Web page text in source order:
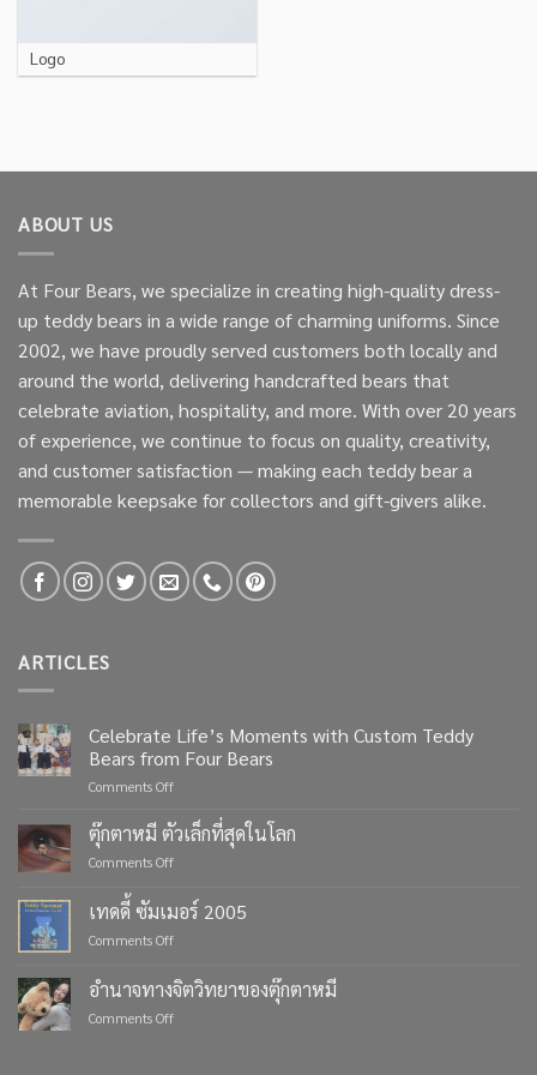
Logo
ABOUT US
At Four Bears, we specialize in creating high-quality dress-
up teddy bears in a wide range of charming uniforms. Since
2002, we have proudly served customers both locally and
around the world, delivering handcrafted bears that
celebrate aviation, hospitality, and more. With over 20 years
of experience, we continue to focus on quality, creativity,
and customer satisfaction — making each teddy bear a
memorable keepsake for collectors and gift-givers alike.
ARTICLES
Celebrate Life’s Moments with Custom Teddy
Bears from Four Bears
Comments Offon
Life’s
Moments
with
Teddy
Bears
ตุ๊กตาหมี ตัวเล็กที่สุดในโลก
Comments Offon
ตัว
เล็ก
ใน
เทดดี้ ซัมเมอร์ 2005
Comments Offon
ดี้
ซัมเมอร์
2005
อำนาจทางจิตวิทยาของตุ๊กตาหมี
Comments Offon